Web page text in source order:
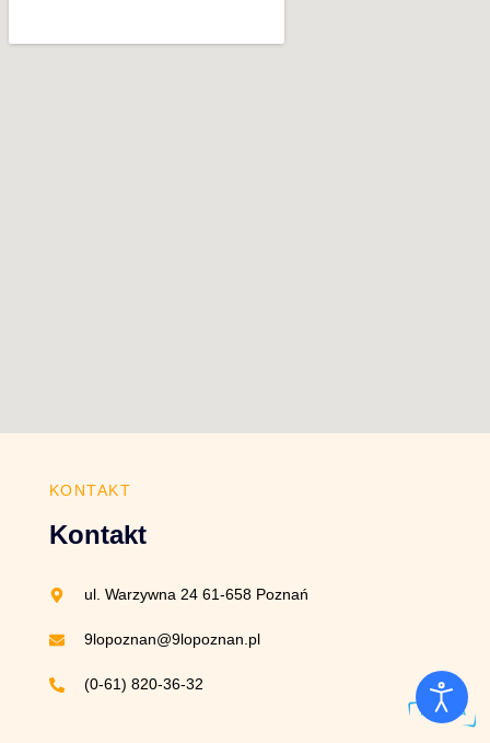
KONTAKT
Kontakt
ul. Warzywna 24 61-658 Poznań
9lopoznan@9lopoznan.pl
(0-61) 820-36-32